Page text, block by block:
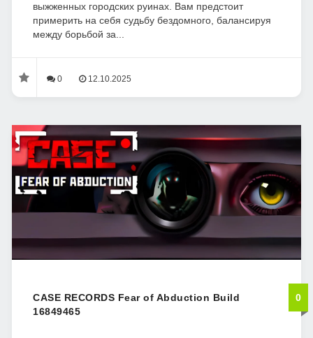
выжженных городских руинах. Вам предстоит
примерить на себя судьбу бездомного, балансируя
между борьбой за...
0 12.10.2025
CASE RECORDS Fear of Abduction Build
16849465
0